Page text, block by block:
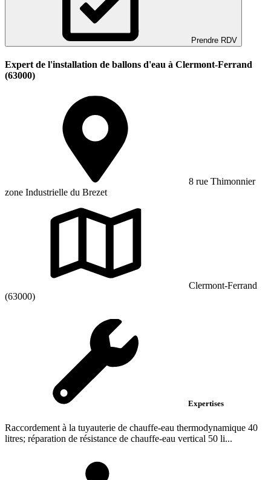
Prendre RDV
Expert de l'installation de ballons d'eau à Clermont-Ferrand
(63000)
8 rue Thimonnier
zone Industrielle du Brezet
Clermont-Ferrand
(63000)
Expertises
Raccordement à la tuyauterie de chauffe-eau thermodynamique 40
litres; réparation de résistance de chauffe-eau vertical 50 li...